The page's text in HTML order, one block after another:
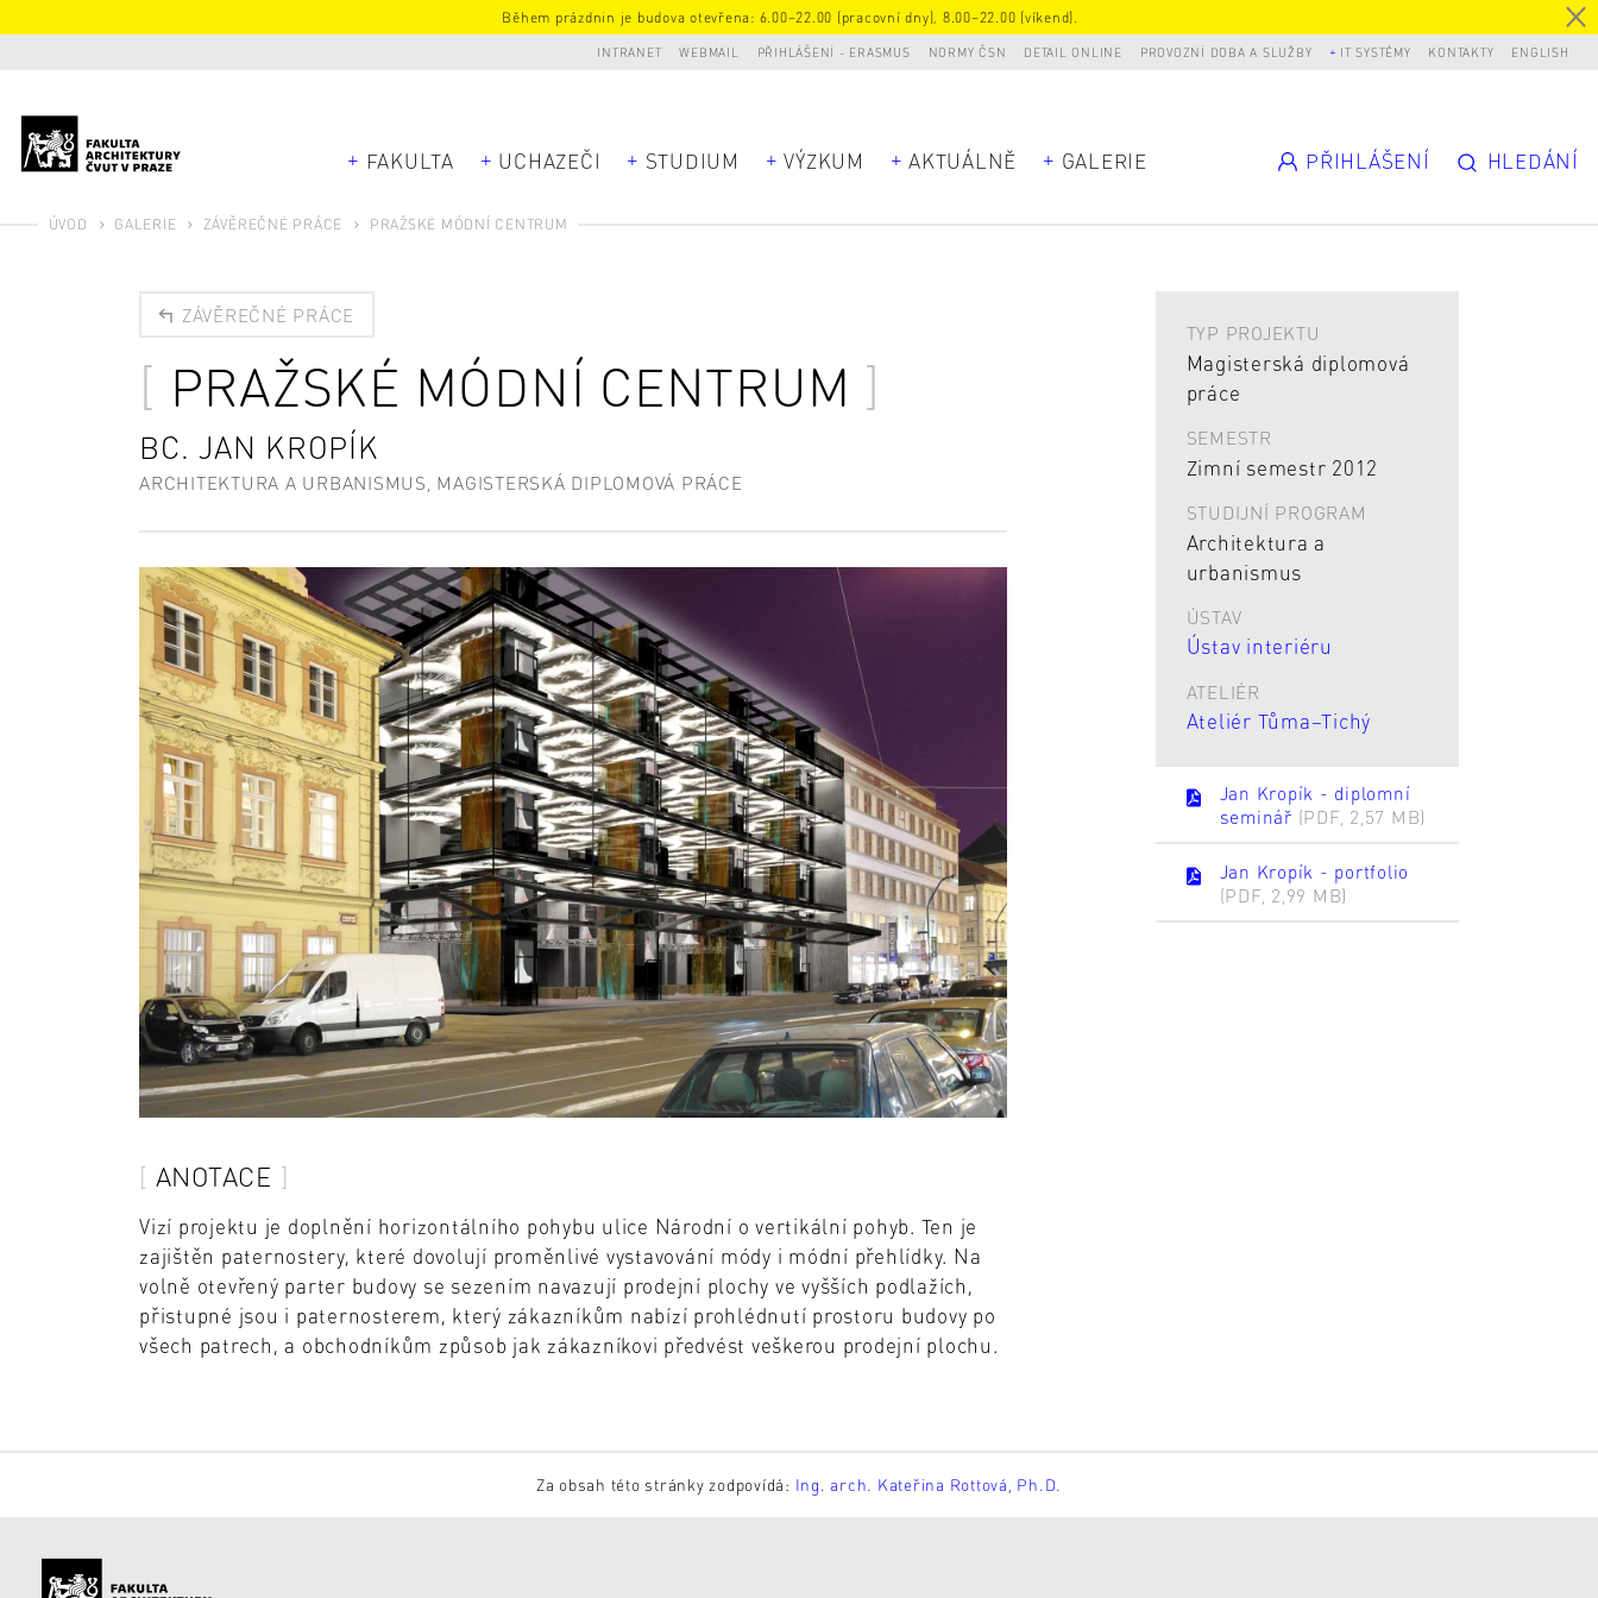
Během prázdnin je budova otevřena: 6.00–22.00 (pracovní dny), 8.00–22.00 (víkend).
INTRANET WEBMAIL PŘIHLÁŠENÍ - ERASMUS NORMY ČSN DETAIL ONLINE PROVOZNÍ DOBA A SLUŽBY IT SYSTÉMY KONTAKTY ENGLISH
FAKULTA UCHAZEČI STUDIUM VÝZKUM AKTUÁLNĚ GALERIE PŘIHLÁŠENÍ HLEDÁNÍ
ÚVOD GALERIE ZÁVĚREČNÉ PRÁCE PRAŽSKÉ MÓDNÍ CENTRUM
ZÁVĚREČNÉ PRÁCE
PRAŽSKÉ MÓDNÍ CENTRUM
BC. JAN KROPÍK
ARCHITEKTURA A URBANISMUS, MAGISTERSKÁ DIPLOMOVÁ PRÁCE
ANOTACE
Vizí projektu je doplnění horizontálního pohybu ulice Národní o vertikální pohyb. Ten je
zajištěn paternostery, které dovolují proměnlivé vystavování módy i módní přehlídky. Na
volně otevřený parter budovy se sezením navazují prodejní plochy ve vyšších podlažích,
přistupné jsou i paternosterem, který zákazníkům nabízí prohlédnutí prostoru budovy po
všech patrech, a obchodníkům způsob jak zákazníkovi předvést veškerou prodejní plochu.
TYP PROJEKTU
Magisterská diplomová
práce
SEMESTR
Zimní semestr 2012
STUDIJNÍ PROGRAM
Architektura a
urbanismus
ÚSTAV
Ústav interiéru
ATELIÉR
Ateliér Tůma–Tichý
Jan Kropík - diplomní
seminář (PDF, 2,57 MB)
Jan Kropík - portfolio
(PDF, 2,99 MB)
Za obsah této stránky zodpovídá: Ing. arch. Kateřina Rottová, Ph.D.